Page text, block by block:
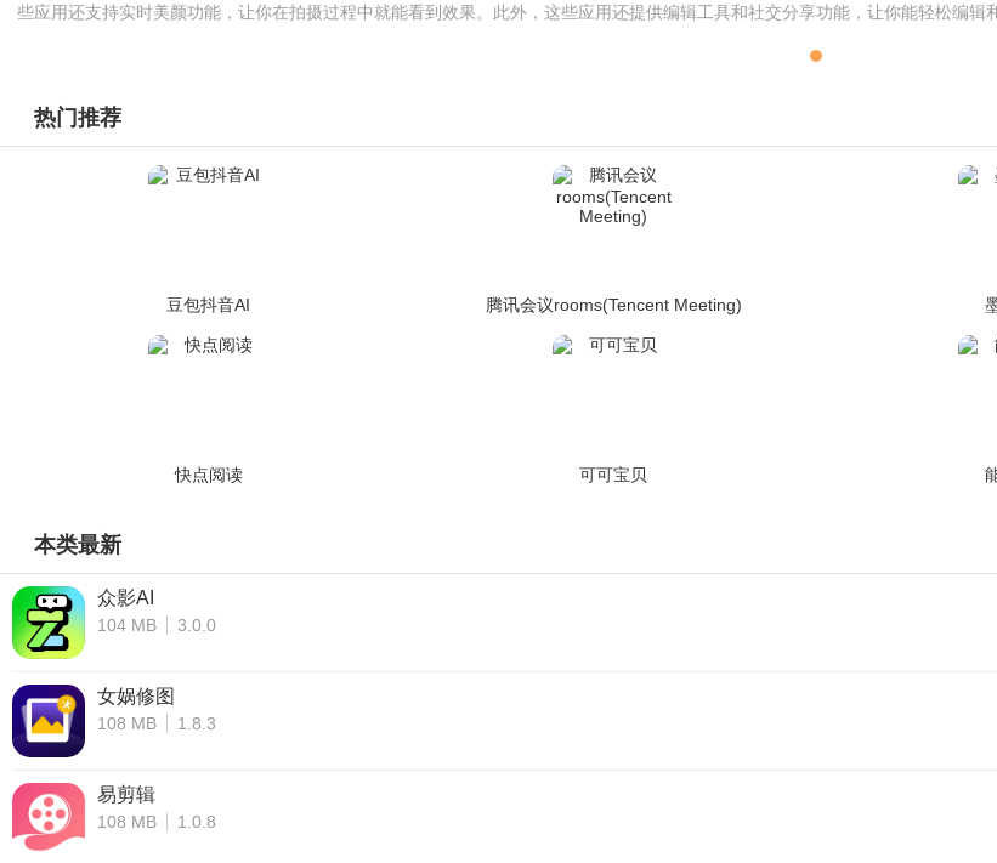
些应用还支持实时美颜功能，让你在拍摄过程中就能看到效果。此外，这些应用还提供编辑工具和社交分享功能，让你能轻松编
热门推荐
豆包抖音AI 腾讯会议rooms(Tencent Meeting)
快点阅读 可可宝贝
本类最新
众影AI
104 MB 3.0.0
女娲修图
108 MB 1.8.3
易剪辑
108 MB 1.0.8